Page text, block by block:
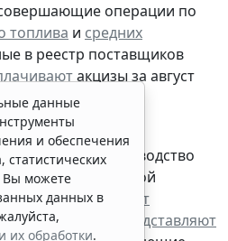
операции по
топлива и средних
в реестр поставщиков
акцизы за август
на
Федерации производство
и (или) подакцизной
уплачивают
2023 г. и
представляют
данные
и обеспечения
статистических
Вы можете
данных в
их обработки.